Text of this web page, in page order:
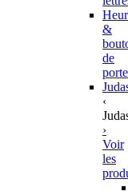
&
de
‹
›
Voir
les